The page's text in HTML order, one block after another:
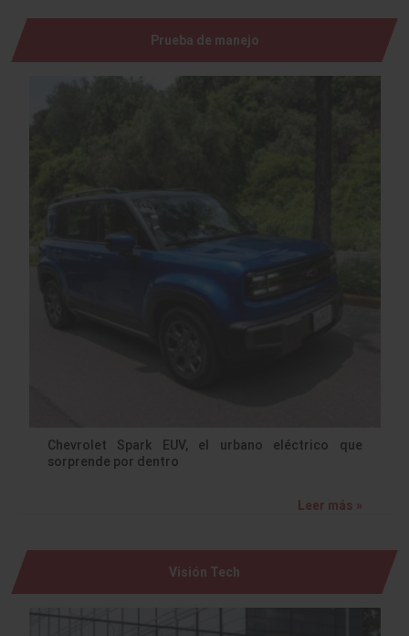
Prueba de manejo
Chevrolet Spark EUV, el urbano eléctrico que
sorprende por dentro
Leer más »
Visión Tech